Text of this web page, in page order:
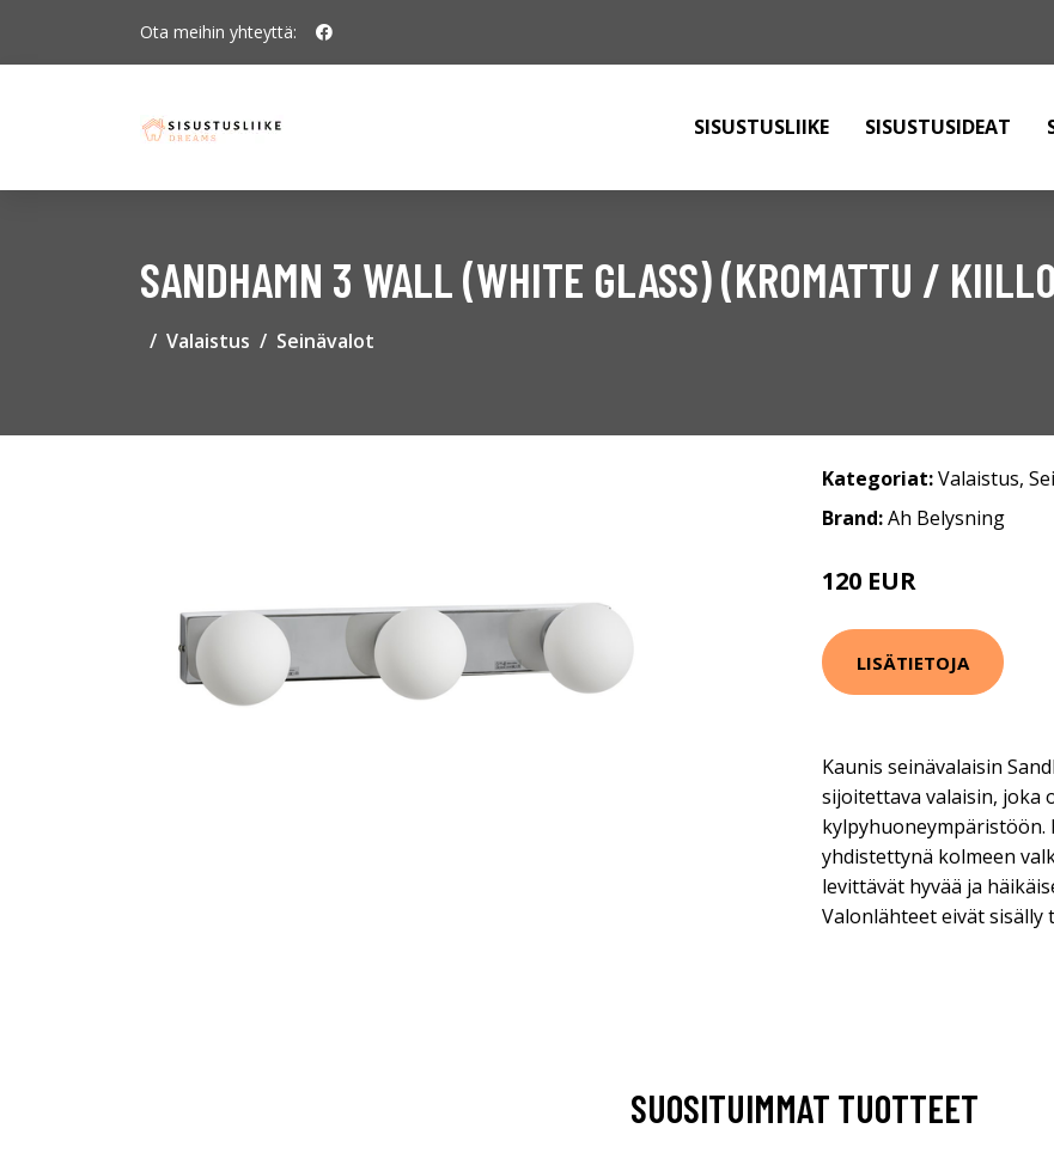
Ota meihin yhteyttä:
SISUSTUSLIIKE SISUSTUSIDEAT
SANDHAMN 3 WALL (WHITE GLASS) (KROMATTU /
Valaistus Seinävalot
Kategoriat:Valaistus,
Brand:Ah Belysning
120 EUR
LISÄTIETOJA
Kaunis seinävalaisin
sijoitettava valaisin, joka
yhdistettynä kolmeen
levittävät hyvää ja
Valonlähteet eivät sisälly
SUOSITUIMMAT TUOTTEET